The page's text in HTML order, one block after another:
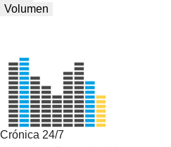
Volumen
Crónica 24/7